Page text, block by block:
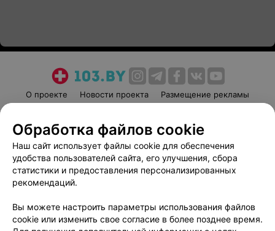
О проекте Новости проекта
Размещение рекламы
Пользовательское соглашение
Способы оплаты
Вакансии
Партнеры
Написать руководителю 103.by
Обработка персональных данных
Обработка файлов cookie
Наш сайт использует файлы cookie для обеспечения
удобства пользователей сайта, его улучшения, сбора
статистики и предоставления персонализированных
рекомендаций.
Вы можете настроить параметры использования файлов
cookie или изменить свое согласие в более позднее время.